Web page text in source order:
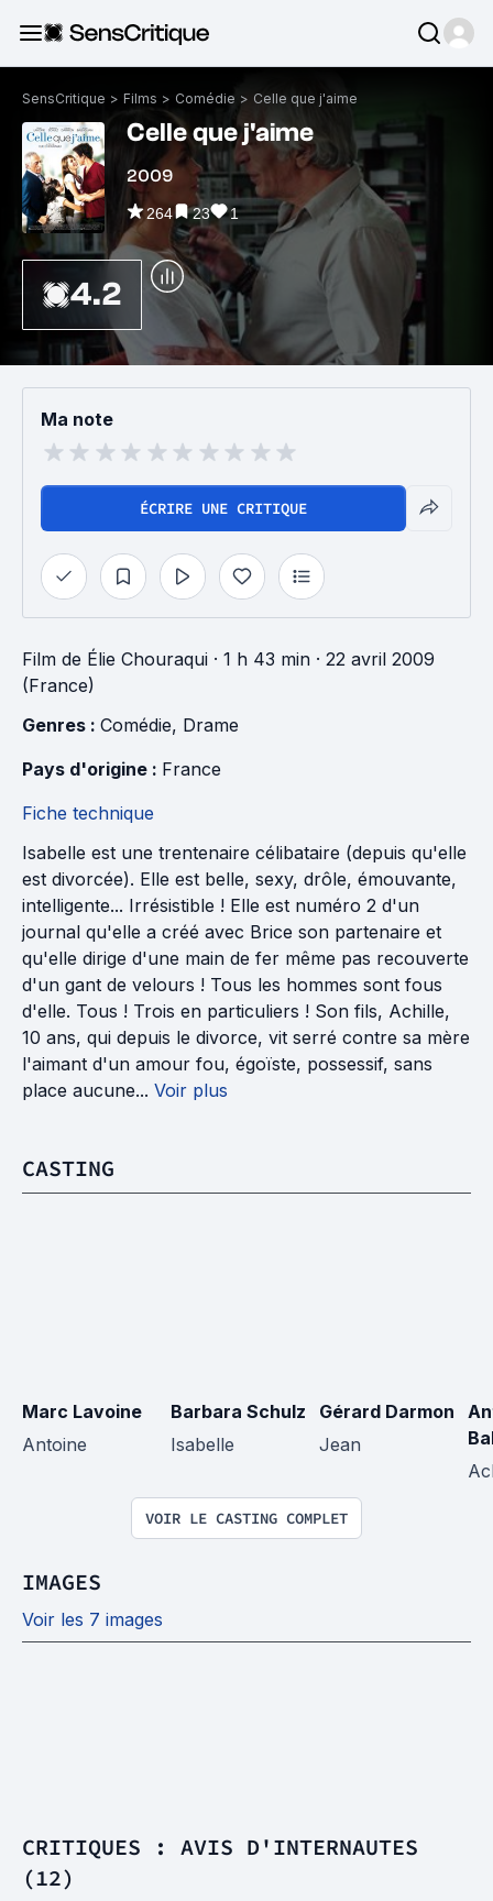
SensCritique > Films > Comédie > Celle que j'aime
Celle que j'aime
2009
264 23 1
4.2
Ma note
ÉCRIRE UNE CRITIQUE
Film de Élie Chouraqui · 1 h 43 min · 22 avril 2009
(France)
Genres : Comédie, Drame
Pays d'origine : France
Fiche technique
Isabelle est une trentenaire célibataire (depuis qu'elle
est divorcée). Elle est belle, sexy, drôle, émouvante,
intelligente... Irrésistible ! Elle est numéro 2 d'un
journal qu'elle a créé avec Brice son partenaire et
qu'elle dirige d'une main de fer même pas recouverte
d'un gant de velours ! Tous les hommes sont fous
d'elle. Tous ! Trois en particuliers ! Son fils, Achille,
10 ans, qui depuis le divorce, vit serré contre sa mère
l'aimant d'un amour fou, égoïste, possessif, sans
place aucune... Voir plus
CASTING
Marc Lavoine
Antoine
Barbara Schulz
Isabelle
Gérard Darmon
Jean
VOIR LE CASTING COMPLET
IMAGES
Voir les 7 images
CRITIQUES : AVIS D'INTERNAUTES
(12)